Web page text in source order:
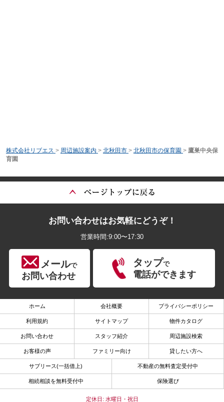
株式会社リブエス > 周辺施設案内 > 北秋田市 > 北秋田市の保育園 > 鷹巣中央保
育園
お問い合わせはお気軽にどうぞ！
営業時間:9:00〜17:30
メールで
お問い合わせ
タップで
電話ができます
ホーム 会社概要 プライバシーポリシー
利用規約 サイトマップ 物件カタログ
お問い合わせ スタッフ紹介 周辺施設検索
お客様の声 ファミリー向け 貸したい方へ
サブリース(一括借上) 不動産の無料査定受付中
相続相談を無料受付中 保険選び
定休日: 水曜日・祝日